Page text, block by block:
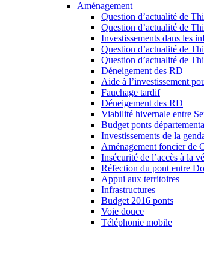
Aménagement
Question d’actualité de
Question d’actualité de
Investissements dans les
Question d’actualité de
Question d’actualité de
Déneigement des RD
Aide à l’investissement
Fauchage tardif
Déneigement des RD
Viabilité hivernale entre
Budget ponts
Investissements de la
Aménagement foncier de
Insécurité de l’accès à la
Réfection du pont entre
Appui aux territoires
Infrastructures
Budget 2016 ponts
Voie douce
Téléphonie mobile